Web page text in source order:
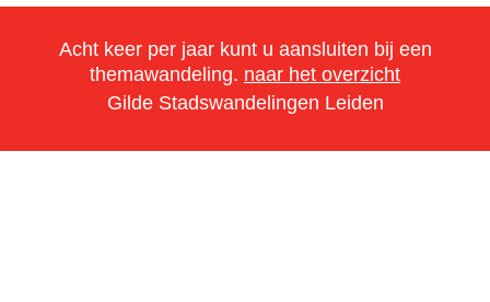
Acht keer per jaar kunt u aansluiten bij een
themawandeling. naar het overzicht
Gilde Stadswandelingen Leiden